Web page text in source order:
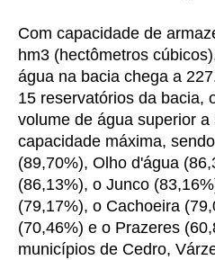
Com capacidade de
hm3 (hectômetros
água na bacia chega a
15 reservatórios da bacia,
volume de água superior a
capacidade máxima,
(89,70%), Olho d'água
(86,13%), o Junco
(79,17%), o Cachoeira
(70,46%) e o Prazeres
municípios de Cedro,